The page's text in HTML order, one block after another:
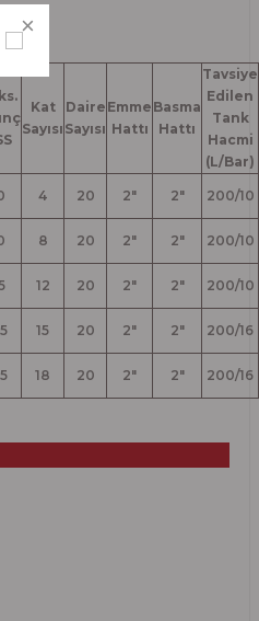
Kat
Sayısı
Daire
Sayısı
Emme
Hattı
Basma
Hattı
Tavsiye
Edilen
Tank
Hacmi
(L/Bar)
4 20 2" 2" 200/10
8 20 2" 2" 200/10
12 20 2" 2" 200/10
15 20 2" 2" 200/16
18 20 2" 2" 200/16